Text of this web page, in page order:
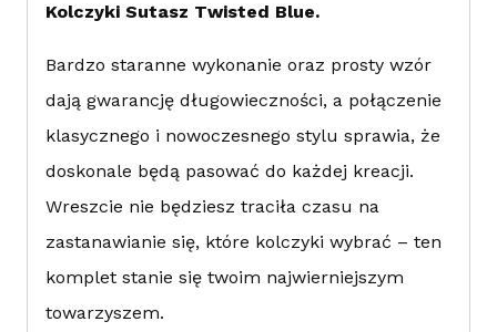
Kolczyki Sutasz Twisted Blue.
Bardzo staranne wykonanie oraz prosty wzór
dają gwarancję długowieczności, a połączenie
klasycznego i nowoczesnego stylu sprawia, że
doskonale będą pasować do każdej kreacji.
Wreszcie nie będziesz traciła czasu na
zastanawianie się, które kolczyki wybrać – ten
komplet stanie się twoim najwierniejszym
towarzyszem.